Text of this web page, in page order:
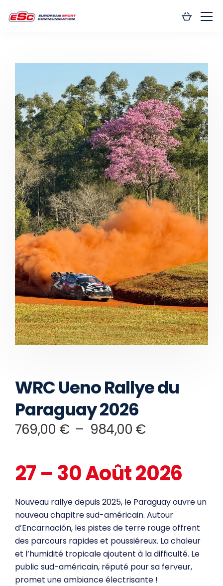
WRC Ueno Rallye du
Paraguay 2026
769,00 € – 984,00 €
27 – 30 Août 2026
Nouveau rallye depuis 2025, le Paraguay ouvre un
nouveau chapitre sud-américain. Autour
d’Encarnación, les pistes de terre rouge offrent
des parcours rapides et poussiéreux. La chaleur
et l’humidité tropicale ajoutent à la difficulté. Le
public sud-américain, réputé pour sa ferveur,
promet une ambiance électrisante !